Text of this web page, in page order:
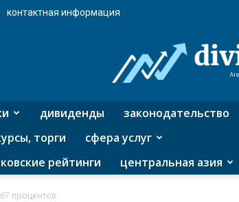
контактная информация
агентство
финансовых
дивиденды
законодательство
торги
сфера услуг
рейтинги центральная азия
процентов